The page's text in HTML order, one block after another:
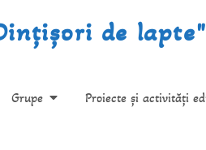
de lapte"
Grupe Proiecte și activități